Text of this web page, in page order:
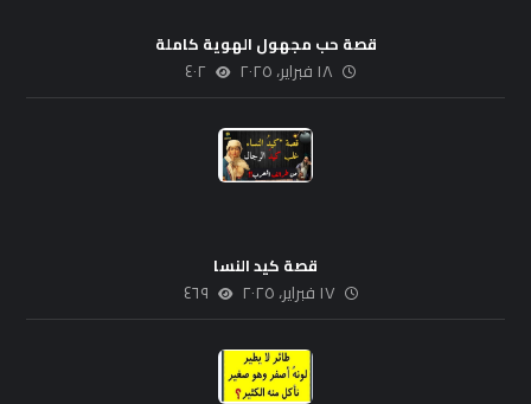
قصة حب مجهول الهوية كاملة
١٨ فبراير، ٢٠٢٥ ٤٠٢
قصة كيد النسا
١٧ فبراير، ٢٠٢٥ ٤٦٩